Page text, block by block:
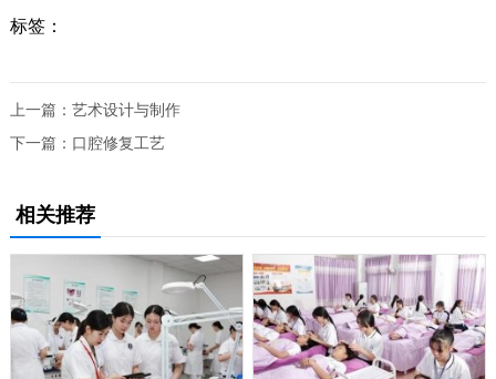
标签：
上一篇： 艺术设计与制作
下一篇： 口腔修复工艺
相关推荐